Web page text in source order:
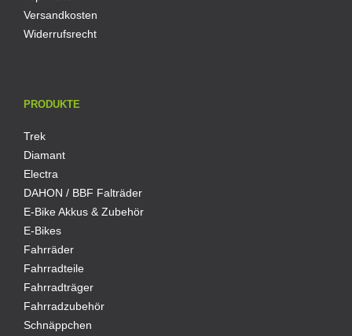
Versandkosten
Widerrufsrecht
PRODUKTE
Trek
Diamant
Electra
DAHON / BBF Falträder
E-Bike Akkus & Zubehör
E-Bikes
Fahrräder
Fahrradteile
Fahrradträger
Fahrradzubehör
Schnäppchen